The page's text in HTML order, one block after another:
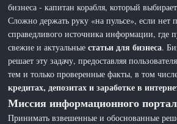
бизнеса - капитан корабля, который
Сложно держать руку «на пульсе», если нет
справедливого источника информации, где
свежие и актуальныестатьи для бизнеса.
решает эту задачу, предоставляя
тем и только проверенные факты, в том
кредитах, депозитах и заработке в
Миссия информационного
Принимать взвешенные и обоснованные